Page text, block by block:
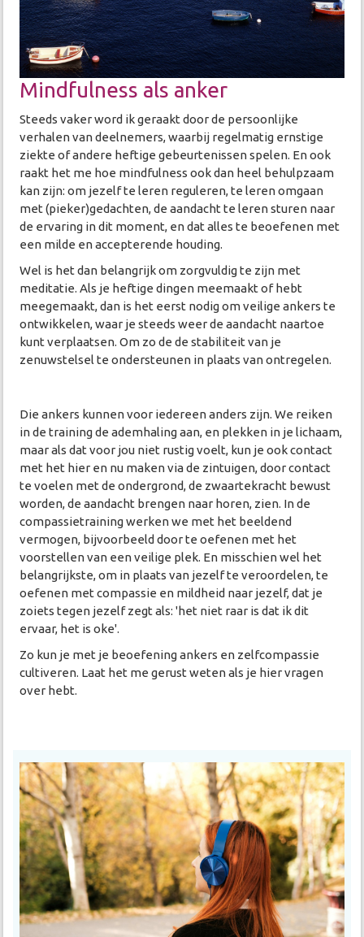
Mindfulness als anker
Steeds vaker word ik geraakt door de persoonlijke
verhalen van deelnemers, waarbij regelmatig ernstige
ziekte of andere heftige gebeurtenissen spelen. En ook
raakt het me hoe mindfulness ook dan heel behulpzaam
kan zijn: om jezelf te leren reguleren, te leren omgaan
met (pieker)gedachten, de aandacht te leren sturen naar
de ervaring in dit moment, en dat alles te beoefenen met
een milde en accepterende houding.
Wel is het dan belangrijk om zorgvuldig te zijn met
meditatie. Als je heftige dingen meemaakt of hebt
meegemaakt, dan is het eerst nodig om veilige ankers te
ontwikkelen, waar je steeds weer de aandacht naartoe
kunt verplaatsen. Om zo de de stabiliteit van je
zenuwstelsel te ondersteunen in plaats van ontregelen.
Die ankers kunnen voor iedereen anders zijn. We reiken
in de training de ademhaling aan, en plekken in je lichaam,
maar als dat voor jou niet rustig voelt, kun je ook contact
met het hier en nu maken via de zintuigen, door contact
te voelen met de ondergrond, de zwaartekracht bewust
worden, de aandacht brengen naar horen, zien. In de
compassietraining werken we met het beeldend
vermogen, bijvoorbeeld door te oefenen met het
voorstellen van een veilige plek. En misschien wel het
belangrijkste, om in plaats van jezelf te veroordelen, te
oefenen met compassie en mildheid naar jezelf, dat je
zoiets tegen jezelf zegt als: 'het niet raar is dat ik dit
ervaar, het is oke'.
Zo kun je met je beoefening ankers en zelfcompassie
cultiveren. Laat het me gerust weten als je hier vragen
over hebt.